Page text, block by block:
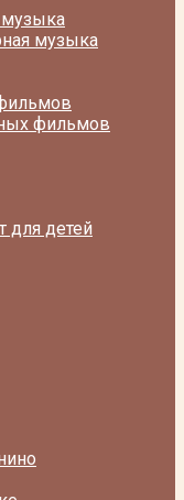
музыка
музыка
фильмов
для детей